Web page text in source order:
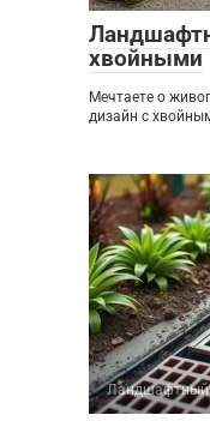
хвойными
Мечтаете о
дизайн с
Ландшафтный